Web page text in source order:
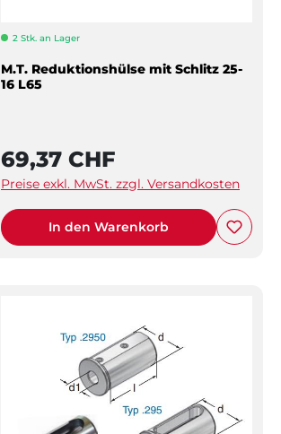
2 Stk. an Lager
M.T. Reduktionshülse mit Schlitz 25-
16 L65
69,37 CHF
Preise exkl. MwSt. zzgl. Versandkosten
In den Warenkorb